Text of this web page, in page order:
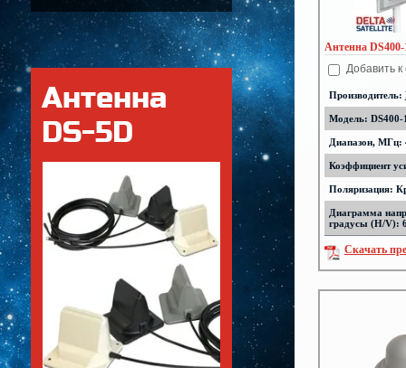
Антенна
DS-5D
Антенна
Добавить
Производитель:
Модель: DS400-
Диапазон, МГц:
Коэффициент
Поляризация:
Диаграмма
градусы (H/V):
Скачать